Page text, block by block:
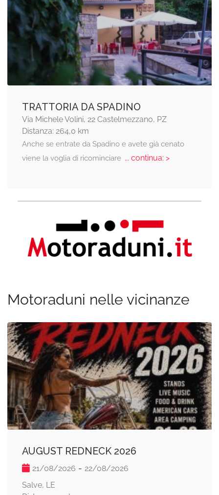
TRATTORIA DA SPADINO
Via Michele Volini, 22 Castelmezzano, PZ
Distanza: 264,0 km
Anche se entrate da Spadino e avete già cenato
viene la voglia di ricominciare... continua: >
Motoraduni nelle vicinanze
AUGUST REDNECK 2026
21/08/2026 - 22/08/2026
Salve, LE